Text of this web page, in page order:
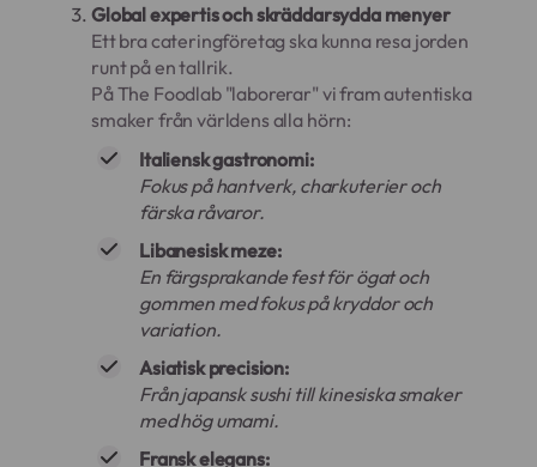
Global expertis och skräddarsydda menyer
Ett bra cateringföretag ska kunna resa jorden
runt på en tallrik.
På The Foodlab "laborerar" vi fram autentiska
smaker från världens alla hörn:
Italiensk gastronomi:
Fokus på hantverk, charkuterier och
färska råvaror.
Libanesisk meze:
En färgsprakande fest för ögat och
gommen med fokus på kryddor och
variation.
Asiatisk precision:
Från japansk sushi till kinesiska smaker
med hög umami.
Fransk elegans: